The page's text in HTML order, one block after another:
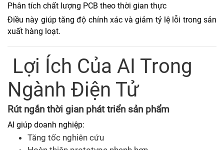
Phân tích chất lượng PCB theo thời gian thực
Điều này giúp tăng độ chính xác và giảm tỷ lệ lỗi trong sản
xuất hàng loạt.
Lợi Ích Của AI Trong
Ngành Điện Tử
Rút ngắn thời gian phát triển sản phẩm
AI giúp doanh nghiệp:
Tăng tốc nghiên cứu